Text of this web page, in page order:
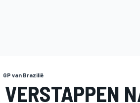
GP van Brazilië